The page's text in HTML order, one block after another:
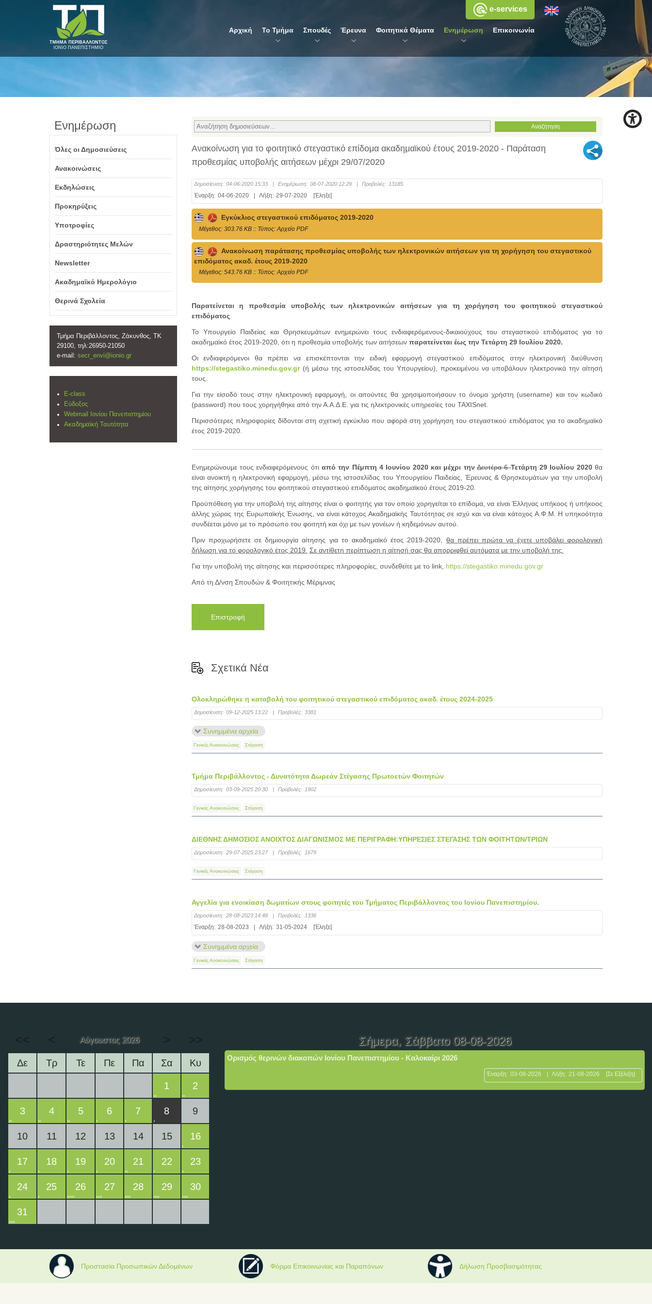
ΤΜΗΜΑ ΠΕΡΙΒΑΛΛΟΝΤΟΣ
ΙΟΝΙΟ ΠΑΝΕΠΙΣΤΗΜΙΟ
Αρχική Το Τμήμα Σπουδές Έρευνα Φοιτητικά Θέματα Ενημέρωση Επικοινωνία
e-services
Ανακοίνωση για το φοιτητικό στεγαστικό επίδομα ακαδημαϊκού έτους 2019-2020 - Παράταση
προθεσμίας υποβολής αιτήσεων μέχρι 29/07/2020
Δημοσίευση: 04-06-2020 15:33 | Ενημέρωση: 08-07-2020 12:29 | Προβολές: 13185
Έναρξη: 04-06-2020 Λήξη: 29-07-2020 [Έληξε]
Εγκύκλιος στεγαστικού επιδόματος 2019-2020
Mέγεθος: 303.76 KB :: Τύπος: Αρχείο PDF
Ανακοίνωση παράτασης προθεσμίας υποβολής των ηλεκτρονικών αιτήσεων για τη χορήγηση του στεγαστικού
επιδόματος ακαδ. έτους 2019-2020
Mέγεθος: 543.76 KB :: Τύπος: Αρχείο PDF
Παρατείνεται η προθεσμία υποβολής των ηλεκτρονικών αιτήσεων για τη χορήγηση του φοιτητικού στεγαστικού
επιδόματος
Το Υπουργείο Παιδείας και Θρησκευμάτων ενημερώνει τους ενδιαφερόμενους-δικαιούχους του στεγαστικού επιδόματος για το
ακαδημαϊκό έτος 2019-2020, ότι η προθεσμία υποβολής των αιτήσεων παρατείνεται έως την Τετάρτη 29 Ιουλίου 2020.
Οι ενδιαφερόμενοι θα πρέπει να επισκέπτονται την ειδική εφαρμογή στεγαστικού επιδόματος στην ηλεκτρονική διεύθυνση
https://stegastiko.minedu.gov.gr(ή μέσω της ιστοσελίδας του Υπουργείου), προκειμένου να υποβάλουν ηλεκτρονικά την αίτησή
τους.
Για την είσοδό τους στην ηλεκτρονική εφαρμογή, οι αιτούντες θα χρησιμοποιήσουν το όνομα χρήστη (username) και τον κωδικό
(password) που τους χορηγήθηκε από την Α.Α.Δ.Ε. για τις ηλεκτρονικές υπηρεσίες του TAXISnet.
Περισσότερες πληροφορίες δίδονται στη σχετική εγκύκλιο που αφορά στη χορήγηση του στεγαστικού επιδόματος για το ακαδημαϊκό
έτος 2019-2020.
Ενημερώνουμε τους ενδιαφερόμενους ότι από την Πέμπτη 4 Ιουνίου 2020 και μέχρι την Δευτέρα 6Τετάρτη 29 Ιουλίου 2020θα
είναι ανοικτή η ηλεκτρονική εφαρμογή, μέσω της ιστοσελίδας του Υπουργείου Παιδείας, Έρευνας & Θρησκευμάτων για την υποβολή
της αίτησης χορήγησης του φοιτητικού στεγαστικού επιδόματος ακαδημαϊκού έτους 2019-20.
Προϋπόθεση για την υποβολή της αίτησης είναι ο φοιτητής για τον οποίο χορηγείται το επίδομα, να είναι Έλληνας υπήκοος ή υπήκοος
άλλης χώρας της Ευρωπαϊκής Ένωσης, να είναι κάτοχος Ακαδημαϊκής Ταυτότητας σε ισχύ και να είναι κάτοχος Α.Φ.Μ. Η υπηκοότητα
συνδέεται μόνο με το πρόσωπο του φοιτητή και όχι με των γονέων ή κηδεμόνων αυτού.
Πριν προχωρήσετε σε δημιουργία αίτησης για το ακαδημαϊκό έτος 2019-2020, θα πρέπει πρώτα να έχετε υποβάλει φορολογική
δήλωση για το φορολογικό έτος 2019. Σε αντίθετη περίπτωση η αίτησή σας θα απορριφθεί αυτόματα με την υποβολή της.
Για την υποβολή της αίτησης και περισσότερες πληροφορίες, συνδεθείτε με το link, https://stegastiko.minedu.gov.gr
Από τη Δ/νση Σπουδών & Φοιτητικής Μέριμνας
Επιστροφή
Σχετικά Νέα
Ολοκληρώθηκε η καταβολή του φοιτητικού στεγαστικού επιδόματος ακαδ. έτους 2024-2025
Δημοσίευση: 09-12-2025 13:22 | Προβολές: 3381
Συνημμένα αρχεία
Γενικές Ανακοινώσεις Στέγαση
Τμήμα Περιβάλλοντος - Δυνατότητα Δωρεάν Στέγασης Πρωτοετών Φοιτητών
Δημοσίευση: 03-09-2025 20:30 | Προβολές: 1902
Γενικές Ανακοινώσεις Στέγαση
ΔΙΕΘΝΗΣ ΔΗΜΟΣΙΟΣ ΑΝΟΙΧΤΟΣ ΔΙΑΓΩΝΙΣΜΟΣ ΜΕ ΠΕΡΙΓΡΑΦΗ:ΥΠΗΡΕΣΙΕΣ ΣΤΕΓΑΣΗΣ ΤΩΝ ΦΟΙΤΗΤΩΝ/ΤΡΙΩΝ
Δημοσίευση: 29-07-2025 23:27 | Προβολές: 1679
Γενικές Ανακοινώσεις Στέγαση
Αγγελία για ενοικίαση δωματίων στους φοιτητές του Τμήματος Περιβάλλοντος του Ιονίου Πανεπιστημίου.
Δημοσίευση: 28-08-2023 14:48 | Προβολές: 1336
Έναρξη: 28-08-2023 | Λήξη: 31-05-2024 [Έληξε]
Συνημμένα αρχεία
Γενικές Ανακοινώσεις Στέγαση
Ενημέρωση
Όλες οι Δημοσιεύσεις
Ανακοινώσεις
Εκδηλώσεις
Προκηρύξεις
Υποτροφίες
Δραστηριότητες Μελών
Newsletter
Ακαδημαϊκό Ημερολόγιο
Θερινά Σχολεία
Τμήμα Περιβάλλοντος, Ζάκυνθος, ΤΚ
29100, τηλ:26950-21050
e-mail: secr_envi@ionio.gr
E-class
Εύδοξος
Webmail Ιονίου Πανεπιστημίου
Ακαδημαϊκή Ταυτότητα
<< < Αύγουστος 2026 > >>
Δε Τρ Τε Πε Πα Σα Κυ
1 2
3 4 5 6 7 8 9
10 11 12 13 14 15 16
17 18 19 20 21 22 23
24 25 26 27 28 29 30
31
Σήμερα, Σάββατο 08-08-2026
Ορισμός θερινών διακοπών Ιονίου Πανεπιστημίου - Καλοκαίρι 2026
Έναρξη: 03-08-2026 | Λήξη: 21-08-2026 [Σε Εξέλιξη]
Προστασία Προσωπικών Δεδομένων Φόρμα Επικοινωνίας και Παραπόνων Δήλωση Προσβασιμότητας